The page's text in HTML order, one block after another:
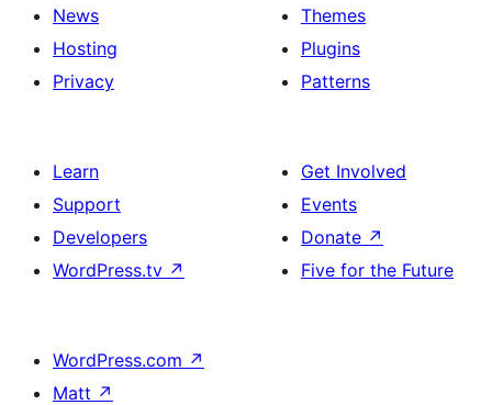
News
Hosting
Privacy
Themes
Plugins
Patterns
Learn
Support
Developers
WordPress.tv ↗
Get Involved
Events
Donate ↗
Five for the Future
WordPress.com ↗
Matt ↗